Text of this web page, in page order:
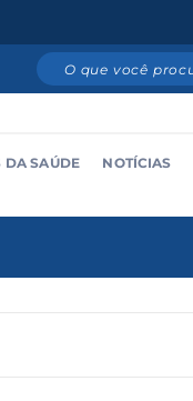
DA SAÚDE NOTÍCIAS